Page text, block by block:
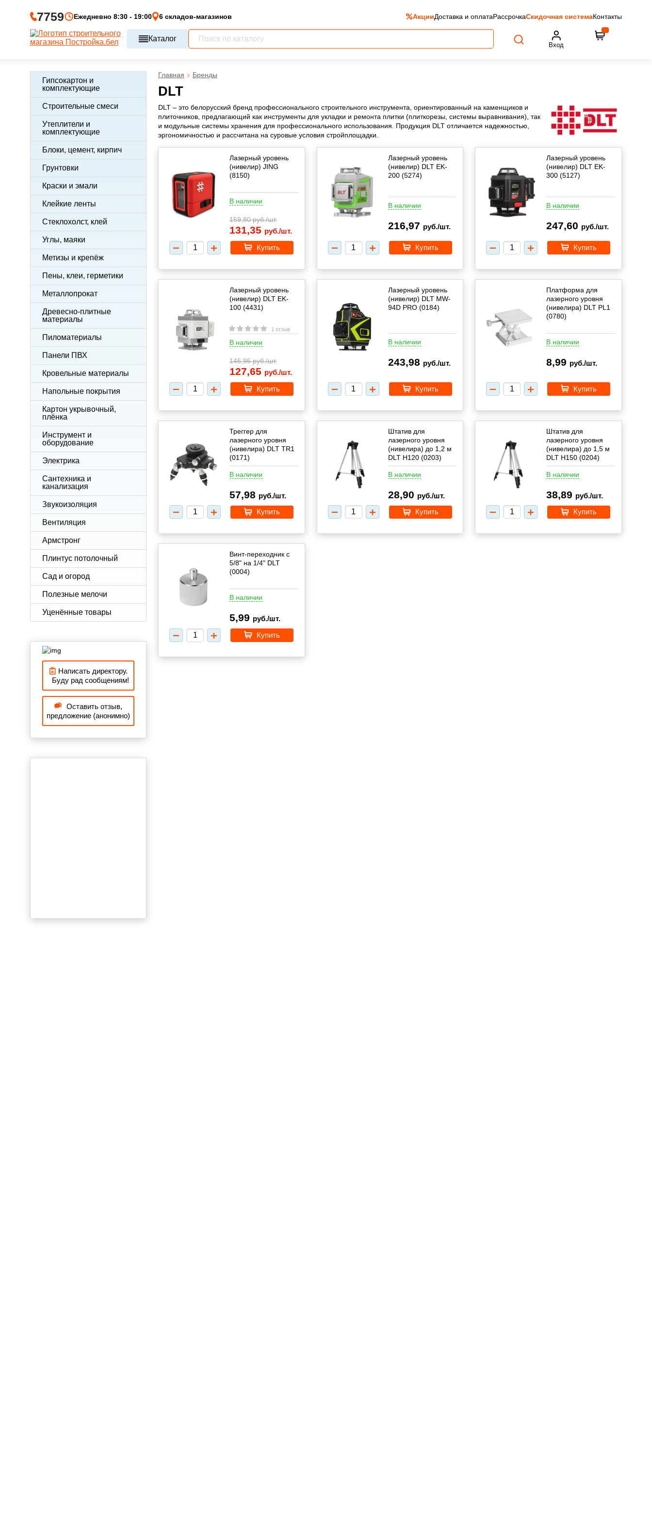
7759 Ежедневно 8:30 - 19:00 6 складов-магазинов АкцииДоставка и оплатаРассрочкаСкидочная системаКонтакты
Каталог
Вход
Гипсокартон и
комплектующие
Строительные смеси
Утеплители и
комплектующие
Блоки, цемент, кирпич
Грунтовки
Краски и эмали
Клейкие ленты
Стеклохолст, клей
Углы, маяки
Метизы и крепёж
Пены, клеи, герметики
Металлопрокат
Древесно-плитные
материалы
Пиломатериалы
Панели ПВХ
Кровельные материалы
Напольные покрытия
Картон укрывочный,
плёнка
Инструмент и
оборудование
Электрика
Сантехника и
канализация
Звукоизоляция
Вентиляция
Армстронг
Плинтус потолочный
Сад и огород
Полезные мелочи
Уценённые товары
Написать директору.
Буду рад сообщениям!
Оставить отзыв,
предложение (анонимно)
Главная Бренды
DLT
DLT – это белорусский бренд профессионального строительного инструмента, ориентированный на каменщиков и
плиточников, предлагающий как инструменты для укладки и ремонта плитки (плиткорезы, системы выравнивания), так
и модульные системы хранения для профессионального использования. Продукция DLT отличается надежностью,
эргономичностью и рассчитана на суровые условия стройплощадки.
Лазерный уровень
(нивелир) JING
(8150)
В наличии
159,80руб./шт.
131,35 руб./шт.
Купить
Лазерный уровень
(нивелир) DLT EK-
200 (5274)
В наличии
216,97 руб./шт.
Купить
Лазерный уровень
(нивелир) DLT EK-
300 (5127)
В наличии
247,60 руб./шт.
Купить
Лазерный уровень
(нивелир) DLT EK-
100 (4431)
1 отзыв
В наличии
146,96руб./шт.
127,65 руб./шт.
Купить
Лазерный уровень
(нивелир) DLT MW-
94D PRO (0184)
В наличии
243,98 руб./шт.
Купить
Платформа для
лазерного уровня
(нивелира) DLT PL1
(0780)
В наличии
8,99 руб./шт.
Купить
Треггер для
лазерного уровня
(нивелира) DLT TR1
(0171)
В наличии
57,98 руб./шт.
Купить
Штатив для
лазерного уровня
(нивелира) до 1,2 м
DLT H120 (0203)
В наличии
28,90 руб./шт.
Купить
Штатив для
лазерного уровня
(нивелира) до 1,5 м
DLT H150 (0204)
В наличии
38,89 руб./шт.
Купить
Винт-переходник с
5/8" на 1/4" DLT
(0004)
В наличии
5,99 руб./шт.
Купить